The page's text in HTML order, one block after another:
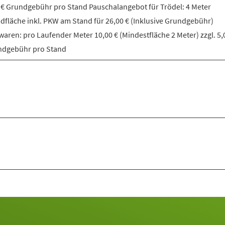
Grundgebühr pro Stand Pauschalangebot für Trödel: 4 Meter
inkl. PKW am Stand für 26,00 € (Inklusive Grundgebühr)
pro Laufender Meter 10,00 € (Mindestfläche 2 Meter) zzgl.
pro Stand